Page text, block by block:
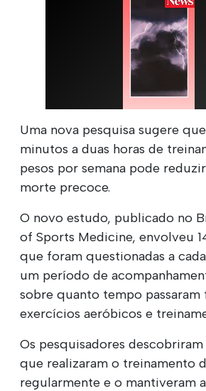
Uma nova pesquisa sugere
minutos a duas horas de
pesos por semana pode
morte precoce.
O novo estudo, publicado no
of Sports Medicine, envolveu
que foram questionadas a
um período de
sobre quanto tempo passaram
exercícios aeróbicos e
Os pesquisadores descobriram
que realizaram o treinamento
regularmente e o mantiveram